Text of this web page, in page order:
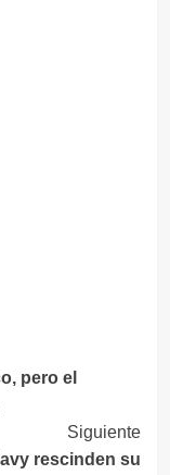
pero el
Siguiente
rescinden su